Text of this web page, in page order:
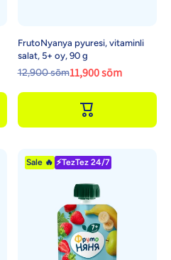
FrutoNyanya pyuresi, vitaminli
salat, 5+ oy, 90 g
12,900 sōm11,900 sōm
Sale 🔥 ⚡TezTez 24/7